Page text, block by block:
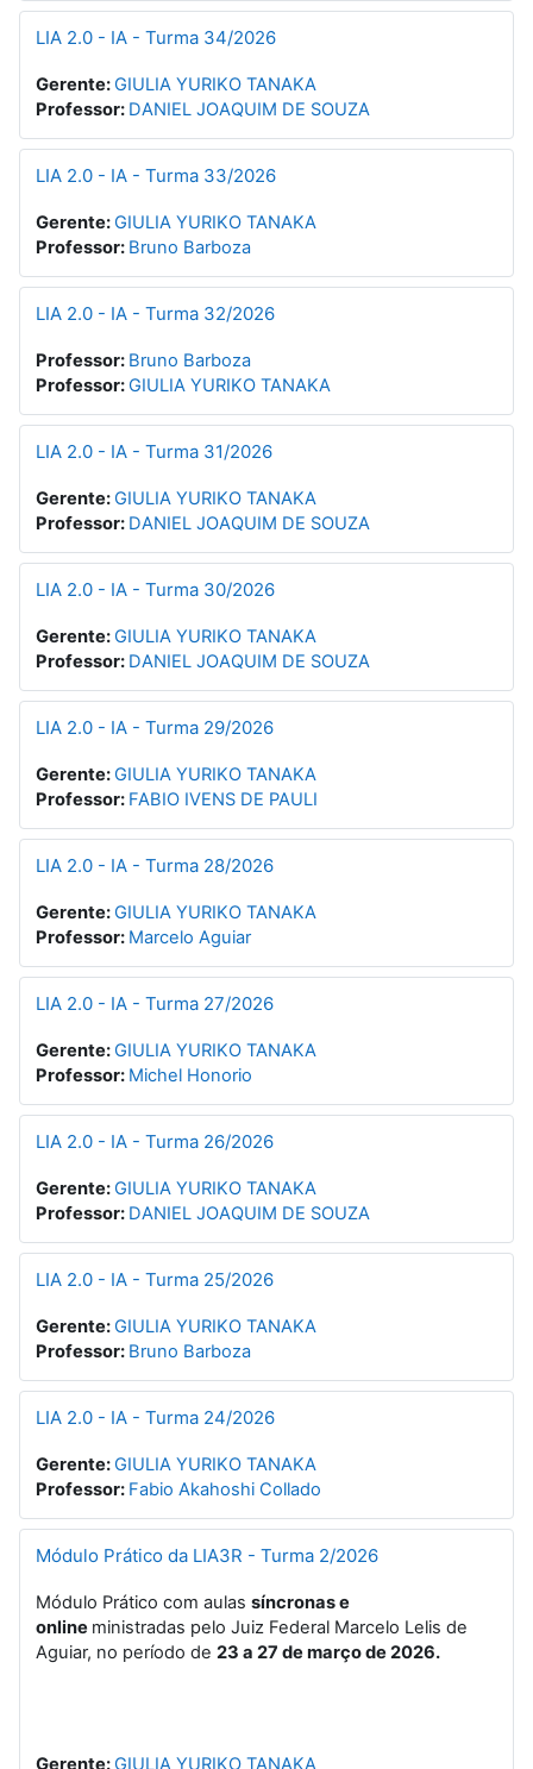
LIA 2.0 - IA - Turma 34/2026
Gerente:GIULIA YURIKO TANAKA
Professor: DANIEL JOAQUIM DE SOUZA
LIA 2.0 - IA - Turma 33/2026
Gerente:GIULIA YURIKO TANAKA
Professor: Bruno Barboza
LIA 2.0 - IA - Turma 32/2026
Professor: Bruno Barboza
Professor:GIULIA YURIKO TANAKA
LIA 2.0 - IA - Turma 31/2026
Gerente:GIULIA YURIKO TANAKA
Professor: DANIEL JOAQUIM DE SOUZA
LIA 2.0 - IA - Turma 30/2026
Gerente:GIULIA YURIKO TANAKA
Professor: DANIEL JOAQUIM DE SOUZA
LIA 2.0 - IA - Turma 29/2026
Gerente:GIULIA YURIKO TANAKA
Professor: FABIO IVENS DE PAULI
LIA 2.0 - IA - Turma 28/2026
Gerente:GIULIA YURIKO TANAKA
Professor: Marcelo Aguiar
LIA 2.0 - IA - Turma 27/2026
Gerente:GIULIA YURIKO TANAKA
Professor: Michel Honorio
LIA 2.0 - IA - Turma 26/2026
Gerente:GIULIA YURIKO TANAKA
Professor: DANIEL JOAQUIM DE SOUZA
LIA 2.0 - IA - Turma 25/2026
Gerente:GIULIA YURIKO TANAKA
Professor: Bruno Barboza
LIA 2.0 - IA - Turma 24/2026
Gerente:GIULIA YURIKO TANAKA
Professor: Fabio Akahoshi Collado
Módulo Prático da LIA3R - Turma 2/2026
Módulo Prático com aulas síncronas e
online ministradas pelo Juiz Federal Marcelo Lelis de
Aguiar, no período de 23 a 27 de março de 2026.
Gerente:GIULIA YURIKO TANAKA